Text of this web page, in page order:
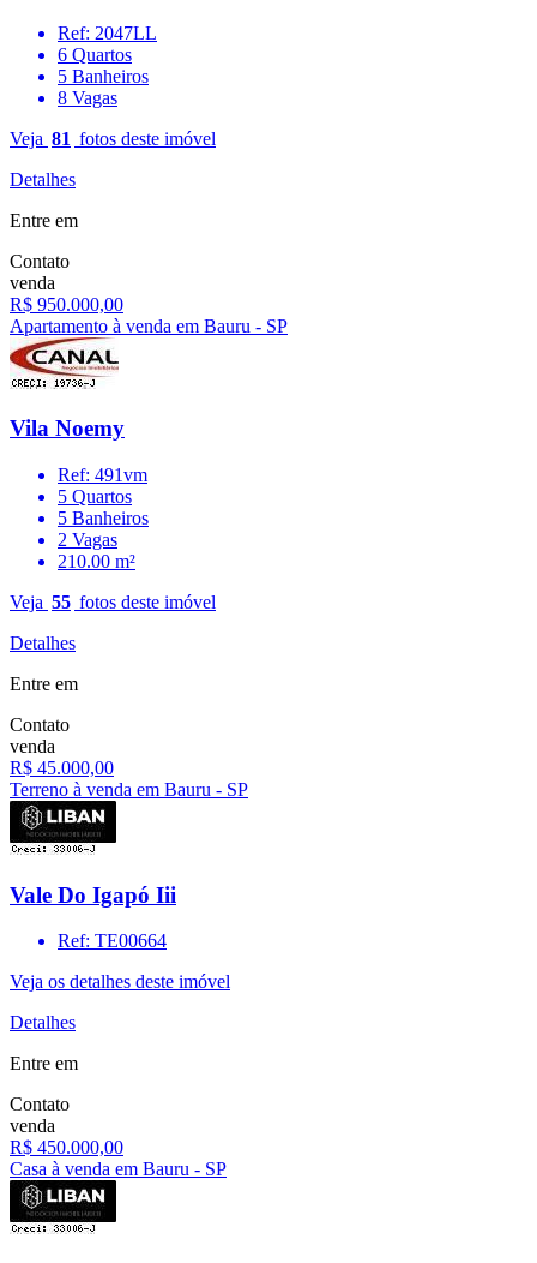
Ref: 2047LL
6 Quartos
5 Banheiros
8 Vagas
Veja 81 fotos deste imóvel
Detalhes
Entre em
Contato
venda
R$ 950.000,00
Apartamento à venda em Bauru - SP
Vila Noemy
Ref: 491vm
5 Quartos
5 Banheiros
2 Vagas
210.00 m²
Veja 55 fotos deste imóvel
Detalhes
Entre em
Contato
venda
R$ 45.000,00
Terreno à venda em Bauru - SP
Vale Do Igapó Iii
Ref: TE00664
Veja os detalhes deste imóvel
Detalhes
Entre em
Contato
venda
R$ 450.000,00
Casa à venda em Bauru - SP